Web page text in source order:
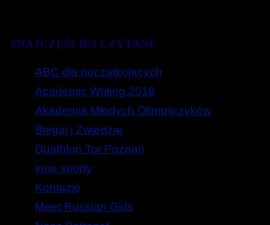
#NAJCZĘŚCIEJ CZYTANE
ABC dla początkujących
Academic Writing 2018
Akademia Młodych Olimpijczyków
Biegaj i Zwiedzaj
Duathlon Tor Poznań
inne sporty
Kontuzje
Meet Russian Girls